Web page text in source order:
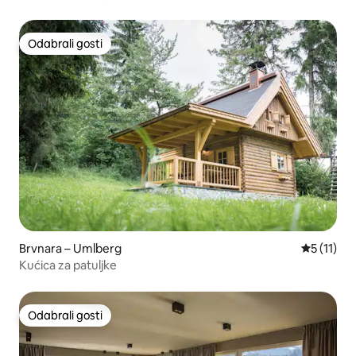
Odabrali gosti
Odabrali gosti
Brvnara – Umlberg
5 (11)
Kućica za patuljke
Odabrali gosti
Odabrali gosti